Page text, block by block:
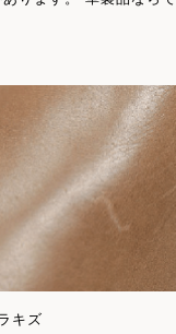
キズ